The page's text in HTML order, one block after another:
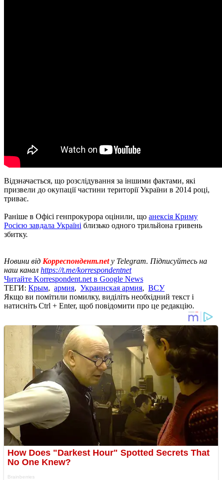
Відзначається, що розслідування за іншими фактами, які
призвели до окупації частини території України в 2014 році,
триває.
Раніше в Офісі генпрокурора оцінили, що анексія Криму
Росією завдала Україні близько одного трильйона гривень
збитку.
Новини від Корреспондент.netу Telegram. Підписуйтесь на
наш канал https://t.me/korrespondentnet
Читайте Korrespondent.net в Google News
ТЕГИ: Крым, армия, Украинская армия, ВСУ
Якщо ви помітили помилку, виділіть необхідний текст і
натисніть Ctrl + Enter, щоб повідомити про це редакцію.